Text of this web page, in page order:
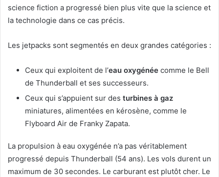
science fiction a progressé bien plus vite que la science et
la technologie dans ce cas précis.
Les jetpacks sont segmentés en deux grandes catégories :
Ceux qui exploitent de l’eau oxygénée comme le Bell
de Thunderball et ses successeurs.
Ceux qui s’appuient sur des turbines à gaz
miniatures, alimentées en kérosène, comme le
Flyboard Air de Franky Zapata.
La propulsion à eau oxygénée n’a pas véritablement
progressé depuis Thunderball (54 ans). Les vols durent un
maximum de 30 secondes. Le carburant est plutôt cher. Le